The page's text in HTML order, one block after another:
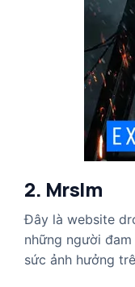
2. Mrslm
Đây là website
những người
sức ảnh hưởng